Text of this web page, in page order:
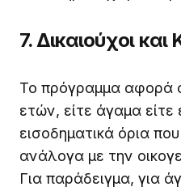
7. Δικαιούχοι και
Το πρόγραμμα αφορά
ετών, είτε άγαμα είτε
εισοδηματικά όρια
ανάλογα με την
Για παράδειγμα, για